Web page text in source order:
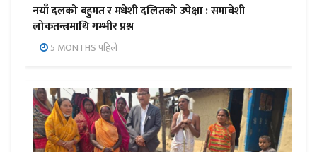
नयाँ दलको बहुमत र मधेशी दलितको उपेक्षा : समावेशी
लोकतन्त्रमाथि गम्भीर प्रश्न
5 MONTHS पहिले